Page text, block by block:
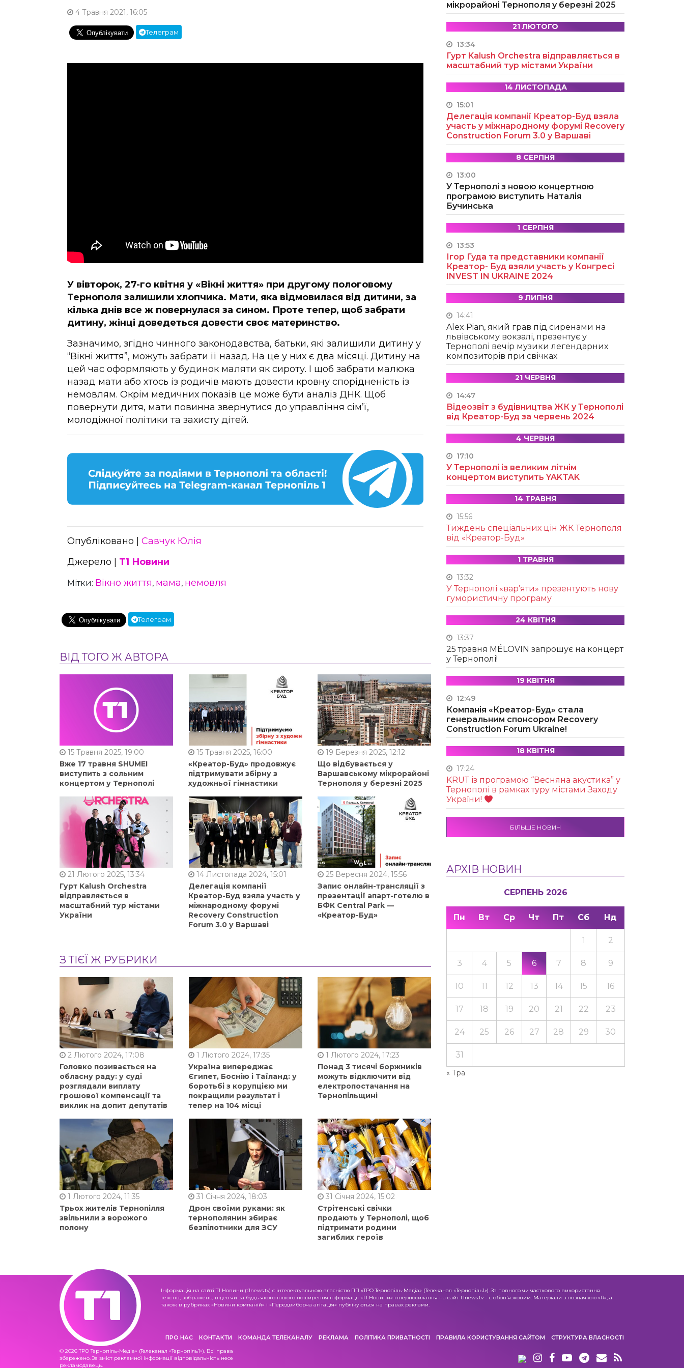
4 Травня 2021, 16:05
Телеграм
У вівторок, 27-го квітня у «Вікні життя» при другому пологовому
Тернополя залишили хлопчика. Мати, яка відмовилася від дитини, за
кілька днів все ж повернулася за сином. Проте тепер, щоб забрати
дитину, жінці доведеться довести своє материнство.
Зазначимо, згідно чинного законодавства, батьки, які залишили дитину у
“Вікні життя”, можуть забрати її назад. На це у них є два місяці. Дитину на
цей час оформляють у будинок маляти як сироту. І щоб забрати малюка
назад мати або хтось із родичів мають довести кровну спорідненість із
немовлям. Окрім медичних показів це може бути аналіз ДНК. Щоб
повернути дитя, мати повинна звернутися до управління сім’ї,
молодіжної політики та захисту дітей.
Опубліковано | Савчук Юлія
Джерело | Т1 Новини
Мітки: Вікно життя, мама, немовля
Телеграм
ВІД ТОГО Ж АВТОРА
15 Травня 2025, 19:00
Вже 17 травня SHUMEI
виступить з сольним
концертом у Тернополі
15 Травня 2025, 16:00
«Креатор-Буд» продовжує
підтримувати збірну з
художньої гімнастики
19 Березня 2025, 12:12
Що відбувається у
Варшавському мікрорайоні
Тернополя у березні 2025
21 Лютого 2025, 13:34
Гурт Kalush Orchestra
відправляється в
масштабний тур містами
України
14 Листопада 2024, 15:01
Делегація компанії
Креатор-Буд взяла участь у
міжнародному форумі
Recovery Construction
Forum 3.0 у Варшаві
25 Вересня 2024, 15:56
Запис онлайн-трансляції з
презентації апарт-готелю в
БФК Central Park —
«Креатор-Буд»
З ТІЄЇ Ж РУБРИКИ
2 Лютого 2024, 17:08
Головко позивається на
обласну раду: у суді
розглядали виплату
грошової компенсації та
виклик на допит депутатів
1 Лютого 2024, 17:35
Україна випереджає
Єгипет, Боснію і Таїланд: у
боротьбі з корупцією ми
покращили результат і
тепер на 104 місці
1 Лютого 2024, 17:23
Понад 3 тисячі боржників
можуть відключити від
електропостачання на
Тернопільщині
1 Лютого 2024, 11:35
Трьох жителів Тернопілля
звільнили з ворожого
полону
31 Січня 2024, 18:03
Дрон своїми руками: як
тернополянин збирає
безпілотники для ЗСУ
31 Січня 2024, 15:02
Стрітенські свічки
продають у Тернополі, щоб
підтримати родини
загиблих героїв
мікрорайоні Тернополя у березні 2025
21 ЛЮТОГО
13:34
Гурт Kalush Orchestra відправляється в
масштабний тур містами України
14 ЛИСТОПАДА
15:01
Делегація компанії Креатор-Буд взяла
участь у міжнародному форумі Recovery
Construction Forum 3.0 у Варшаві
8 СЕРПНЯ
13:00
У Тернополі з новою концертною
програмою виступить Наталія
Бучинська
1 СЕРПНЯ
13:53
Ігор Гуда та представники компанії
Креатор- Буд взяли участь у Конгресі
INVEST IN UKRAINE 2024
9 ЛИПНЯ
14:41
Alex Pian, який грав під сиренами на
львівському вокзалі, презентує у
Тернополі вечір музики легендарних
композиторів при свічках
21 ЧЕРВНЯ
14:47
Відеозвіт з будівництва ЖК у Тернополі
від Креатор-Буд за червень 2024
4 ЧЕРВНЯ
17:10
У Тернополі із великим літнім
концертом виступить YAKTAK
14 ТРАВНЯ
15:56
Тиждень спеціальних цін ЖК Тернополя
від «Креатор-Буд»
1 ТРАВНЯ
13:32
У Тернополі «вар’яти» презентують нову
гумористичну програму
24 КВІТНЯ
13:37
25 травня MÉLOVIN запрошує на концерт
у Тернополі!
19 КВІТНЯ
12:49
Компанія «Креатор-Буд» стала
генеральним спонсором Recovery
Construction Forum Ukraine!
18 КВІТНЯ
17:24
KRUТ із програмою “Весняна акустика” у
Тернополі в рамках туру містами Заходу
України!
БІЛЬШЕ НОВИН
АРХІВ НОВИН
СЕРПЕНЬ 2026
Пн Вт Ср Чт Пт Сб Нд
« Тра
1 2
3 4 5 6 7 8 9
10 11 12 13 14 15 16
17 18 19 20 21 22 23
24 25 26 27 28 29 30
31
Інформація на сайті Т1 Новини (t1news.tv) є інтелектуальною власністю ПП «ТРО Тернопіль-Медіа» (Телеканал «Тернопіль1»). За повного чи часткового використання
текстів, зображень, відео чи за будь-якого іншого поширення інформації «Т1 Новини» гіперпосилання на сайт t1news.tv – є обов'язковим. Матеріали з позначкою «R», а
також в рубриках «Новини компаній» і «Передвиборча агітація» публікуються на правах реклами.
ПРО НАС КОНТАКТИ КОМАНДА ТЕЛЕКАНАЛУ РЕКЛАМА ПОЛІТИКА ПРИВАТНОСТІ ПРАВИЛА КОРИСТУВАННЯ САЙТОМ СТРУКТУРА ВЛАСНОСТІ
© 2026 ТРО Тернопіль-Медіа» (Телеканал «Тернопіль1»). Всі права
збережено. За зміст рекламної інформації відповідальність несе
рекламодавець.